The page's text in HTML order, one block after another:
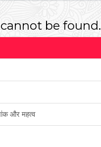
be found.
और महत्व